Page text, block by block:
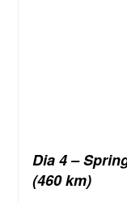
Dia 4 –
(460 km)